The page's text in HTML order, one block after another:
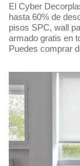
El Cyber
hasta 60% de
pisos SPC, wall
armado gratis en
Puedes comprar